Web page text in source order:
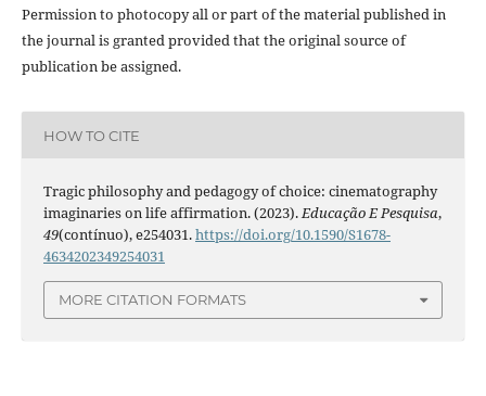
Permission to photocopy all or part of the material published in
the journal is granted provided that the original source of
publication be assigned.
HOW TO CITE
Tragic philosophy and pedagogy of choice: cinematography
imaginaries on life affirmation. (2023).Educação E Pesquisa,
49(contínuo), e254031.https://doi.org/10.1590/S1678-
4634202349254031
MORE CITATION FORMATS